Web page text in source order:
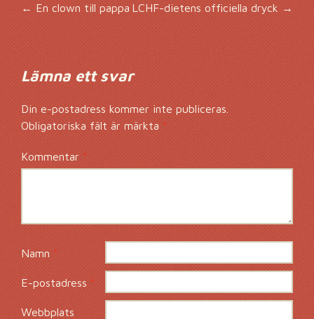
Inläggsnavigering
←En clown till pappa LCHF-dietens officiella dryck→
Lämna ett svar
Din e-postadress kommer inte publiceras.
Obligatoriska fält är märkta*
Kommentar*
Namn *
E-postadress*
Webbplats